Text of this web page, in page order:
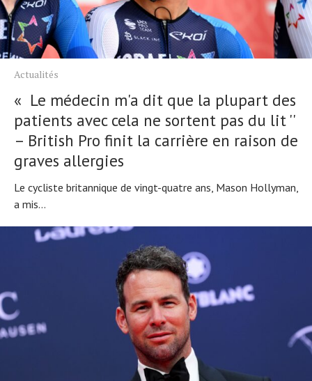
Actualités
« Le médecin m'a dit que la plupart des
patients avec cela ne sortent pas du lit ''
– British Pro finit la carrière en raison de
graves allergies
Le cycliste britannique de vingt-quatre ans, Mason Hollyman,
a mis...
Actualités
Technologies
Tests de produits
Conseils
Tendances
Tous nos articles
À propos